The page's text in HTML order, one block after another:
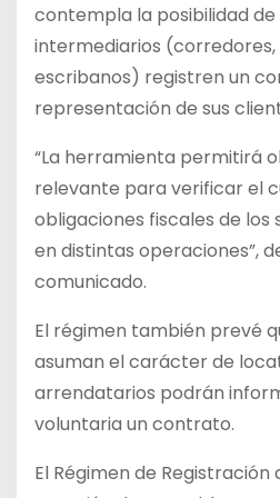
contempla la posibilidad de
intermediarios (corredores,
escribanos) registren un
representación de sus
“La herramienta permitirá
relevante para verificar el
obligaciones fiscales de los
en distintas operaciones”,
comunicado.
El régimen también prevé
asuman el carácter de
arrendatarios podrán
voluntaria un contrato.
El Régimen de